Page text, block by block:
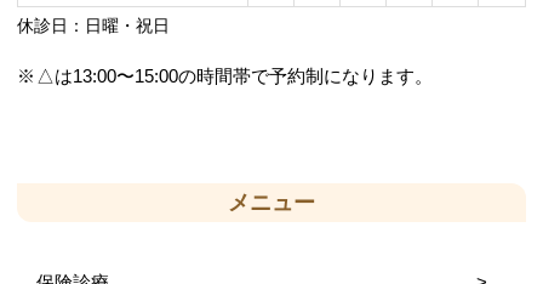
休診日：日曜・祝日
△は13:00〜15:00の時間帯で予約制になります。
メニュー